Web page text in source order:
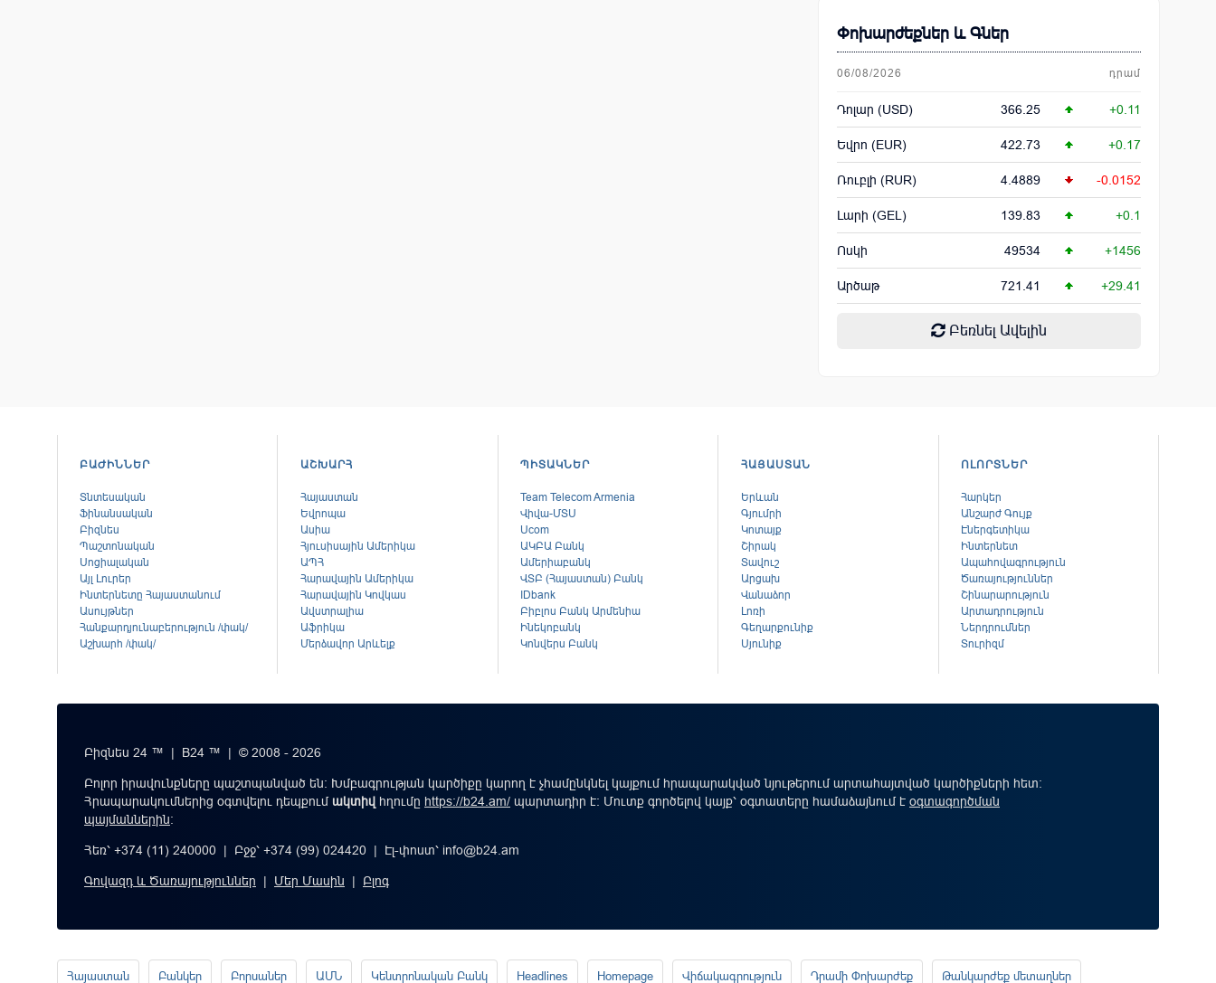
Փոխարժեքներ և Գներ
06/08/2026 դրամ
Դոլար (USD) 366.25 +0.11
Եվրո (EUR) 422.73 +0.17
Ռուբլի (RUR) 4.4889 -0.0152
Լարի (GEL) 139.83 +0.1
Ոսկի 49534 +1456
Արծաթ 721.41 +29.41
Բեռնել Ավելին
ԲԱԺԻՆՆԵՐ
Տնտեսական
Ֆինանսական
Բիզնես
Պաշտոնական
Սոցիալական
Այլ Լուրեր
Ինտերնետը Հայաստանում
Ասույթներ
Հանքարդյունաբերություն /փակ/
Աշխարհ /փակ/
ԱՇԽԱՐՀ
Հայաստան
Եվրոպա
Ասիա
Հյուսիսային Ամերիկա
ԱՊՀ
Հարավային Ամերիկա
Հարավային Կովկաս
Ավստրալիա
Աֆրիկա
Մերձավոր Արևելք
ՊԻՏԱԿՆԵՐ
Team Telecom Armenia
Վիվա-ՄՏՍ
Ucom
ԱԿԲԱ Բանկ
Ամերիաբանկ
ՎՏԲ (Հայաստան) Բանկ
IDbank
Բիբլոս Բանկ Արմենիա
Ինեկոբանկ
Կոնվերս Բանկ
ՀԱՅԱՍՏԱՆ
Երևան
Գյումրի
Կոտայք
Շիրակ
Տավուշ
Արցախ
Վանաձոր
Լոռի
Գեղարքունիք
Սյունիք
ՈԼՈՐՏՆԵՐ
Հարկեր
Անշարժ Գույք
Էներգետիկա
Ինտերնետ
Ապահովագրություն
Ծառայություններ
Շինարարություն
Արտադրություն
Ներդրումներ
Տուրիզմ
Բիզնես 24 ™ | B24 ™ | © 2008 - 2026
Բոլոր իրավունքները պաշտպանված են: Խմբագրության կարծիքը կարող է չհամընկնել կայքում հրապարակված նյութերում արտահայտված կարծիքների հետ:
Հրապարակումներից օգտվելու դեպքումակտիվ հղումը https://b24.am/ պարտադիր է: Մուտք գործելով կայք՝ օգտատերը համաձայնում է օգտագործման
պայմաններին։
Հեռ՝ +374 (11) 240000 | Բջջ՝ +374 (99) 024420 | Էլ-փոստ՝ info@b24.am
Գովազդ և Ծառայություններ | Մեր Մասին | Բլոգ
Հայաստան Բանկեր Բորսաներ ԱՄՆ Կենտրոնական Բանկ Headlines Homepage Վիճակագրություն Դրամի Փոխարժեք Թանկարժեք մետաղներ